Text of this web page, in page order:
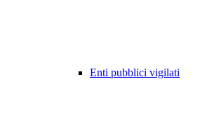
Enti pubblici vigilati